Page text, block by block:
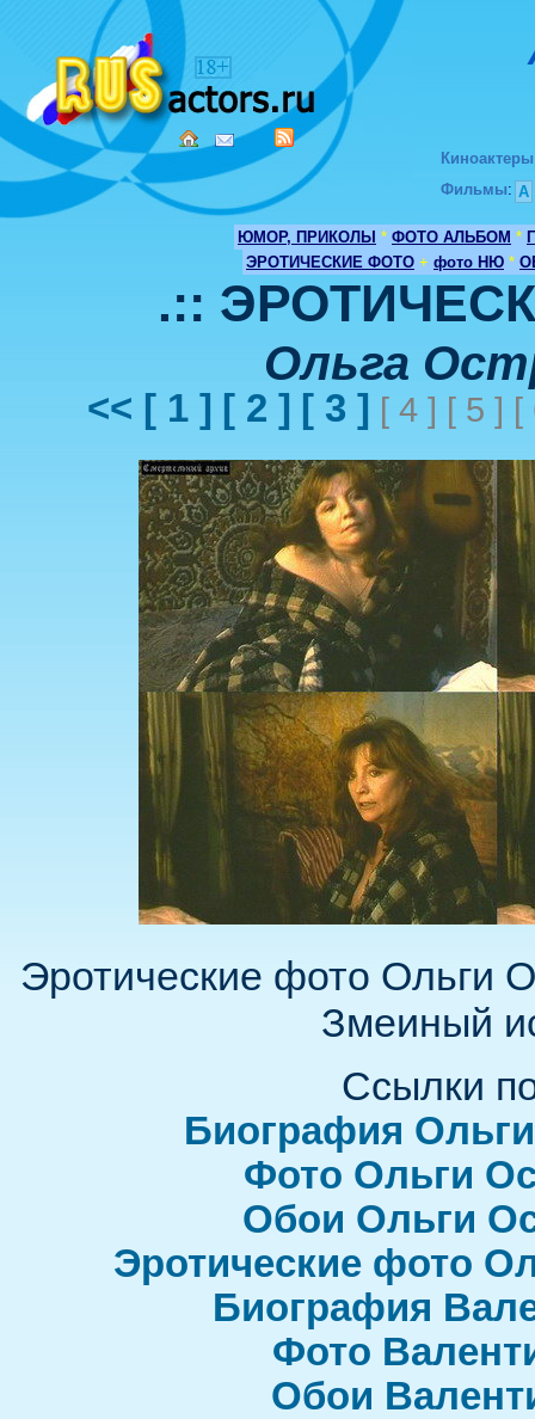
Киноактеры
Фильмы: А
ЮМОР, ПРИКОЛЫ * ФОТО АЛЬБОМ *
ЭРОТИЧЕСКИЕ ФОТО + фото НЮ *
.::
Ольга
<< [ 1 ] [ 2 ] [ 3 ] [ 4 ] [ 5 ]
Эротические фото Ольги
Змеиный
Ссылки
Биография
Фото Ольги
Обои Ольги
Эротические фото
Биография
Фото
Обои